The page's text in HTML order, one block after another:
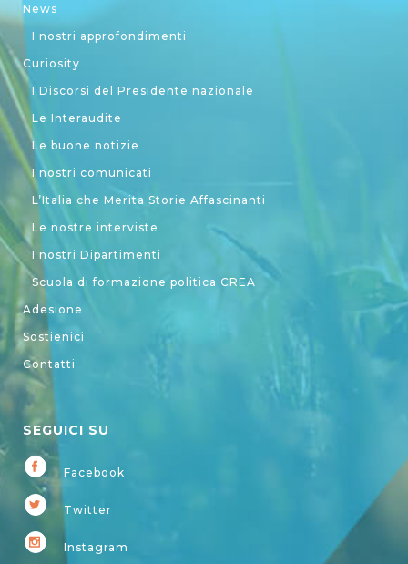
News
I nostri approfondimenti
Curiosity
I Discorsi del Presidente nazionale
Le Interaudite
Le buone notizie
I nostri comunicati
L’Italia che Merita Storie Affascinanti
Le nostre interviste
I nostri Dipartimenti
Scuola di formazione politica CREA
Adesione
Sostienici
Contatti
SEGUICI SU
Facebook
Twitter
Instagram